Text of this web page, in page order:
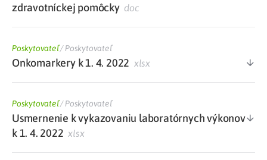
zdravotníckej pomôckydoc
Poskytovateľ/Poskytovateľ
Onkomarkery k 1. 4. 2022 xlsx
Poskytovateľ/Poskytovateľ
Usmernenie k vykazovaniu laboratórnych výkonov
k 1. 4. 2022 xlsx